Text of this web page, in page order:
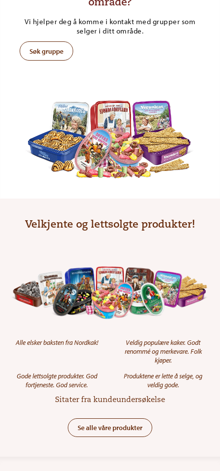
område?
Vi hjelper deg å komme i kontakt med grupper som
selger i ditt område.
Søk gruppe
Velkjente og lettsolgte produkter!
Alle elsker baksten fra Nordkak!
Veldig populære kaker. Godt
renommé og merkevare. Folk
kjøper.
Gode lettsolgte produkter. God
fortjeneste. God service.
Produktene er lette å selge, og
veldig gode.
Sitater fra kundeundersøkelse
Se alle våre produkter